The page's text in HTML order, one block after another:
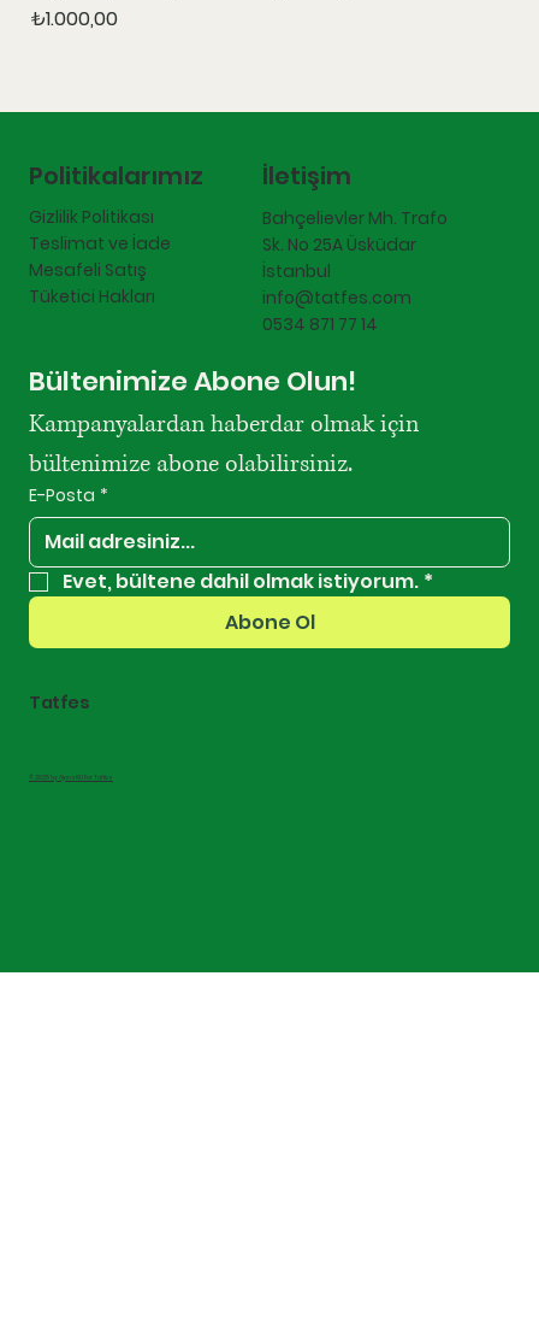
Fiyat
₺1.000,00
Politikalarımız
Gizlilik Politikası
Teslimat ve İade
Mesafeli Satış
Tüketici Hakları
İletişim
Bahçelievler Mh. Trafo
Sk. No 25A Üsküdar
İstanbul
info@tatfes.com
0534 871 77 14
Bültenimize Abone Olun!
Kampanyalardan haberdar olmak için
bültenimize abone olabilirsiniz.
E-Posta *
Evet, bültene dahil olmak istiyorum. *
Abone Ol
Tatfes
© 2025 by AjansRU For Tatfes